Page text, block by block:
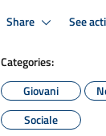
Share See
Categories:
Giovani
Sociale